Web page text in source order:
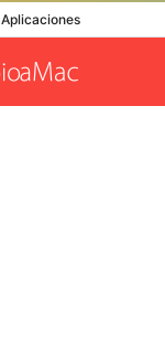
Aplicaciones